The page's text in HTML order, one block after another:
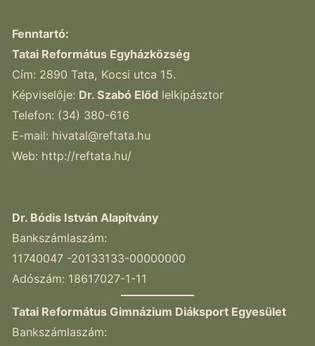
Fenntartó:
Tatai Református Egyházközség
Cím: 2890 Tata, Kocsi utca 15.
Képviselője: Dr. Szabó Előd lelkipásztor
Telefon: (34) 380-616
E-mail: hivatal@reftata.hu
Web: http://reftata.hu/
Dr. Bódis István Alapítvány
Bankszámlaszám:
11740047 -20133133-00000000
Adószám: 18617027-1-11
Tatai Református Gimnázium Diáksport Egyesület
Bankszámlaszám: